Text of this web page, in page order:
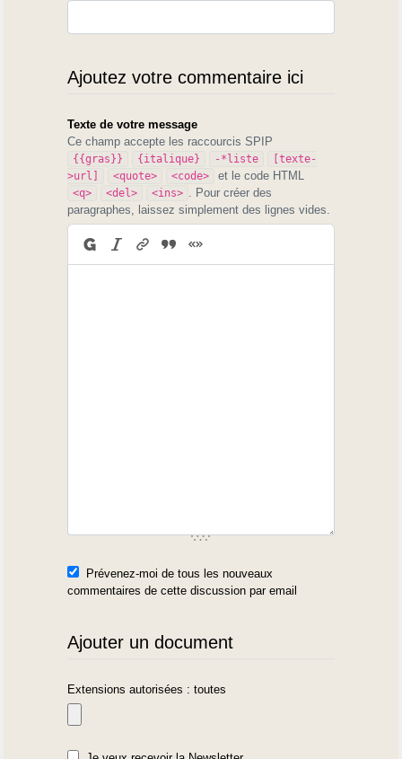
Ajoutez votre commentaire ici
Texte de votre message
Ce champ accepte les raccourcis SPIP
{{gras}} {italique} -*liste
[texte-
>url]
<quote> <code> et le code HTML
<q> <del> <ins>
. Pour créer des
paragraphes, laissez simplement des lignes vides.
Prévenez-moi de tous les nouveaux
commentaires de cette discussion par email
Ajouter un document
Extensions autorisées : toutes